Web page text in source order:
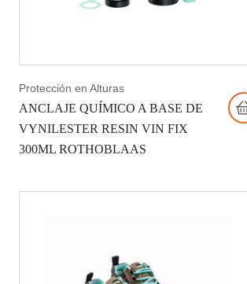
Protección en Alturas
ANCLAJE QUÍMICO A BASE DE
VYNILESTER RESIN VIN FIX
300ML ROTHOBLAAS